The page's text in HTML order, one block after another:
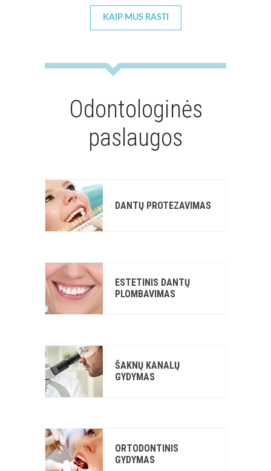
KAIP MUS RASTI
Odontologinės
paslaugos
DANTŲ PROTEZAVIMAS
ESTETINIS DANTŲ
PLOMBAVIMAS
ŠAKNŲ KANALŲ
GYDYMAS
ORTODONTINIS
GYDYMAS